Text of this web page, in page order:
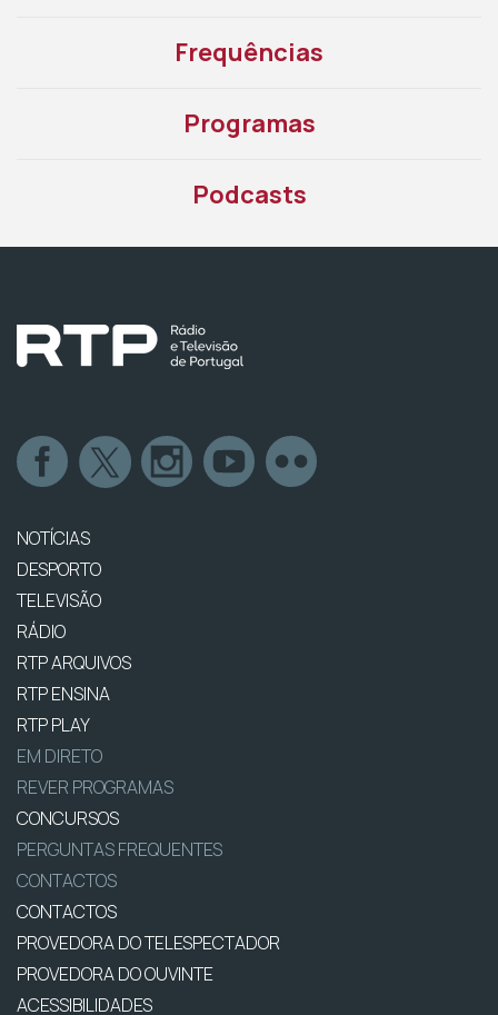
Frequências
Programas
Podcasts
NOTÍCIAS
DESPORTO
TELEVISÃO
RÁDIO
RTP ARQUIVOS
RTP ENSINA
RTP PLAY
EM DIRETO
REVER PROGRAMAS
CONCURSOS
PERGUNTAS FREQUENTES
CONTACTOS
CONTACTOS
PROVEDORA DO TELESPECTADOR
PROVEDORA DO OUVINTE
ACESSIBILIDADES